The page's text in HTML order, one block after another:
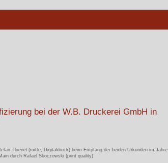
bei der W.B. Druckerei GmbH in
Thienel (mitte, Digitaldruck) beim Empfang der beiden Urkunden im Jahre
durch Rafael Skoczowski (print quality)